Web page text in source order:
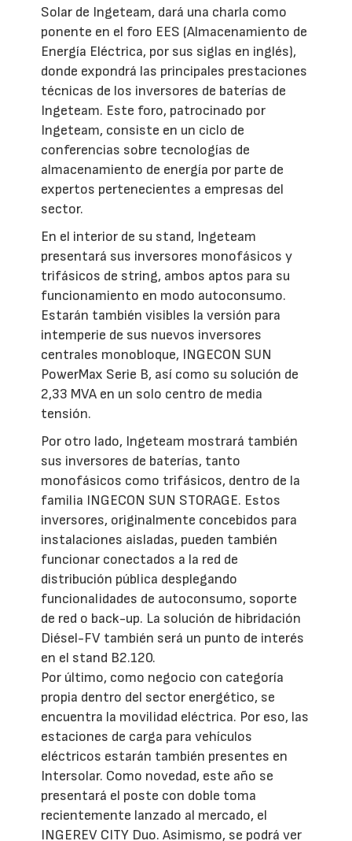
Solar de Ingeteam, dará una charla como
ponente en el foro EES (Almacenamiento de
Energía Eléctrica, por sus siglas en inglés),
donde expondrá las principales prestaciones
técnicas de los inversores de baterías de
Ingeteam. Este foro, patrocinado por
Ingeteam, consiste en un ciclo de
conferencias sobre tecnologías de
almacenamiento de energía por parte de
expertos pertenecientes a empresas del
sector.
En el interior de su stand, Ingeteam
presentará sus inversores monofásicos y
trifásicos de string, ambos aptos para su
funcionamiento en modo autoconsumo.
Estarán también visibles la versión para
intemperie de sus nuevos inversores
centrales monobloque, INGECON SUN
PowerMax Serie B, así como su solución de
2,33 MVA en un solo centro de media
tensión.
Por otro lado, Ingeteam mostrará también
sus inversores de baterías, tanto
monofásicos como trifásicos, dentro de la
familia INGECON SUN STORAGE. Estos
inversores, originalmente concebidos para
instalaciones aisladas, pueden también
funcionar conectados a la red de
distribución pública desplegando
funcionalidades de autoconsumo, soporte
de red o back-up. La solución de hibridación
Diésel-FV también será un punto de interés
en el stand B2.120.
Por último, como negocio con categoría
propia dentro del sector energético, se
encuentra la movilidad eléctrica. Por eso, las
estaciones de carga para vehículos
eléctricos estarán también presentes en
Intersolar. Como novedad, este año se
presentará el poste con doble toma
recientemente lanzado al mercado, el
INGEREV CITY Duo. Asimismo, se podrá ver